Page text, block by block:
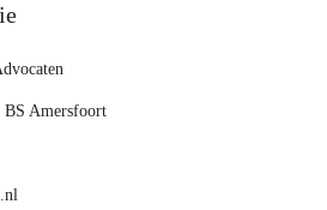
BS Amersfoort